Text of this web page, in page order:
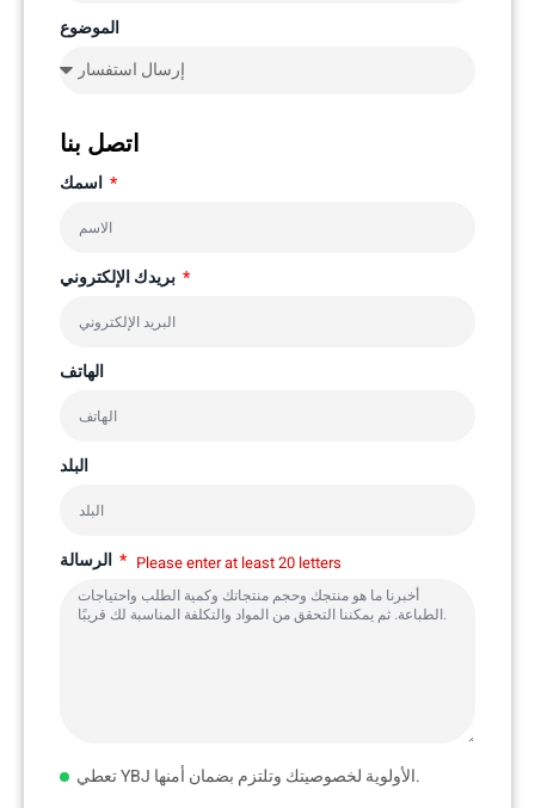
الموضوع
اتصل بنا
الهاتف
البلد
Please enter at least 20 letters
تعطي YBJ الأولوية لخصوصيتك وتلتزم بضمان أمنها.